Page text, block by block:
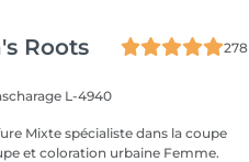
Roots
278
L-4940
Mixte spécialiste dans la coupe
et coloration urbaine Femme.